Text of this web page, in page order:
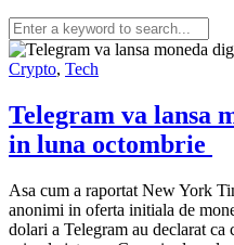
Crypto, Tech
Telegram va lansa
in luna octombrie
Asa cum a raportat New York
anonimi in oferta initiala de
dolari a Telegram au declarat